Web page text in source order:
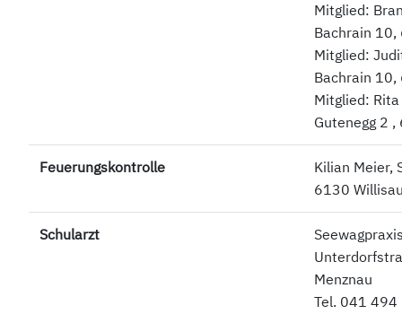
Mitglied:
Bachrain 10,
Mitglied:
Bachrain 10,
Mitglied:
Gutenegg 2
Feuerungskontrolle
Kilian Meier,
6130
Schularzt
Menznau
Tel. 041